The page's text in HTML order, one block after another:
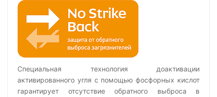
Специальная технология доактивации
активированного угля с помощью фосфорных кислот
гарантирует отсутствие обратного выброса в